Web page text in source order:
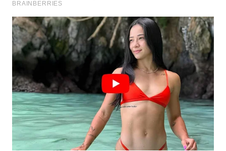
WN
MALUKU
WN
MALUT
WN
DAIRI
WN
DANAU
TOBA